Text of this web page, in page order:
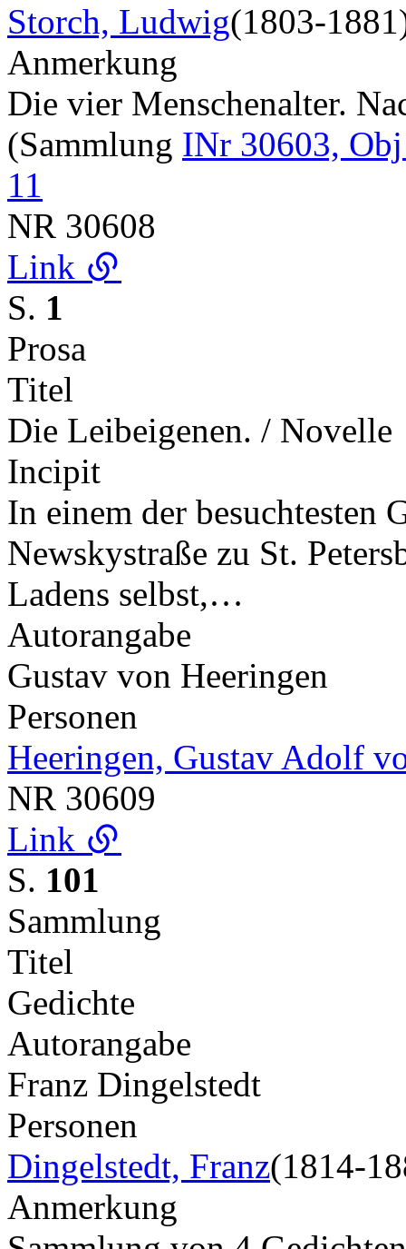
Storch, Ludwig(1803-
Anmerkung
Die vier Menschenalter.
(Sammlung INr 30603,
11
NR 30608
Link
S. 1
Prosa
Titel
Die Leibeigenen. / Novelle
Incipit
In einem der besuchtesten
Newskystraße zu St.
Ladens selbst,…
Autorangabe
Gustav von Heeringen
Personen
Heeringen, Gustav Adolf
NR 30609
Link
S. 101
Sammlung
Titel
Gedichte
Autorangabe
Franz Dingelstedt
Personen
Dingelstedt, Franz(1814-
Anmerkung